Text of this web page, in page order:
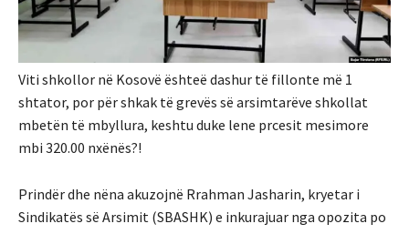
Viti shkollor në Kosovë ështeë dashur të fillonte më 1
shtator, por për shkak të grevës së arsimtarëve shkollat ​​
mbetën të mbyllura, keshtu duke lene prcesit mesimore
mbi 320.00 nxënës?!
Prindër dhe nëna akuzojnë Rrahman Jasharin, kryetar i
Sindikatës së Arsimit (SBASHK) e inkurajuar nga opozita po